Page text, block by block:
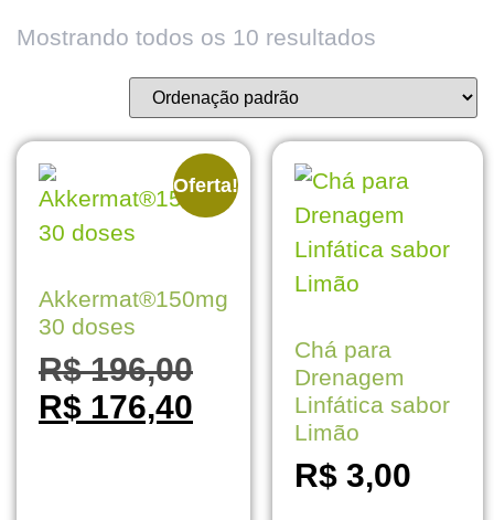
Mostrando todos os 10 resultados
Oferta!
Akkermat®150mg
30 doses
R$196,00
R$ 176,40
Chá para
Drenagem
Linfática sabor
Limão
R$ 3,00